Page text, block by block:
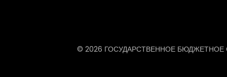
© 2026 ГОСУДАРСТВЕННОЕ